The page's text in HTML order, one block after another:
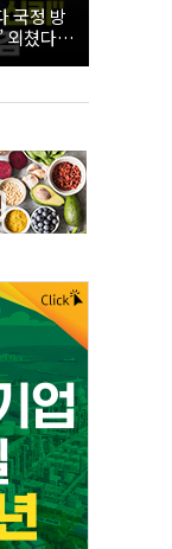
국정 방
외쳤다 |
원 후